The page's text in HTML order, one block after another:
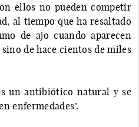
ellos no pueden competir
al tiempo que ha resaltado
de ajo cuando aparecen
de hace cientos de miles
un antibiótico natural y se
enfermedades".